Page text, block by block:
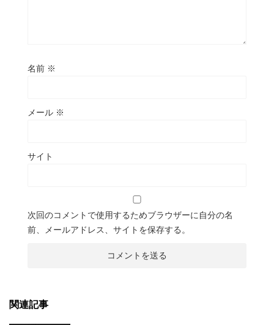
名前 ※
メール ※
サイト
次回のコメントで使用するためブラウザーに自分の名
前、メールアドレス、サイトを保存する。
関連記事